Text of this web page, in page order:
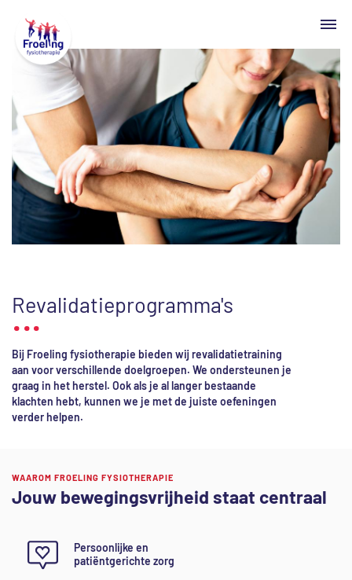
Zoeken naar

Revalidatieprogramma's
Bij Froeling fysiotherapie bieden wij revalidatietraining
aan voor verschillende doelgroepen. We ondersteunen je
graag in het herstel. Ook als je al langer bestaande
klachten hebt, kunnen we je met de juiste oefeningen
verder helpen.
WAAROM FROELING FYSIOTHERAPIE
Jouw bewegingsvrijheid staat centraal
Persoonlijke en
patiëntgerichte zorg